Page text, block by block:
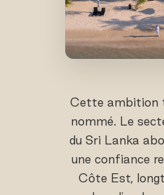
Cette ambition
nommé. Le
du Sri Lanka
une confiance
Côte Est,